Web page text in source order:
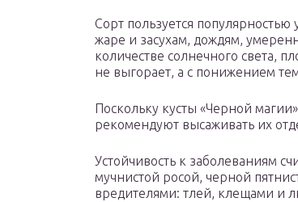
Сорт пользуется популярностью
жаре и засухам, дождям,
количестве солнечного света,
не выгорает, а с понижением
Поскольку кусты «Черной
рекомендуют высаживать их
Устойчивость к заболеваниям
мучнистой росой, черной
вредителями: тлей, клещами и